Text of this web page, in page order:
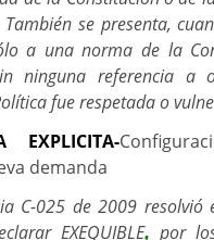
se presenta,
a una norma de la
ninguna referencia a
fue respetada o
EXPLICITA-
demanda
C-025 de 2009
EXEQUIBLE,por